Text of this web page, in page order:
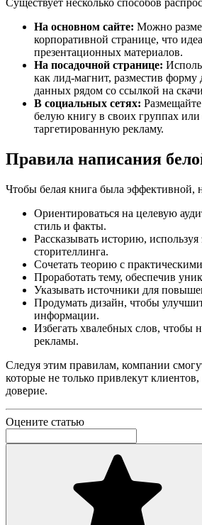
Существует несколько способов
На основном сайте: Можно
корпоративной странице, что
презентационных материалов.
На посадочной странице:
как лид-магнит, разместив форму
данных рядом со ссылкой на
В социальных сетях:
белую книгу в своих группах или
таргетированную рекламу.
Правила написания
Чтобы белая книга была эффективной,
Ориентироваться на целевую
стиль и факты.
Рассказывать историю,
сторителлинга.
Сочетать теорию с
Проработать тему, обеспечив
Указывать источники для
Продумать дизайн, чтобы
информации.
Избегать хвалебных слов, чтобы
рекламы.
Следуя этим правилам, компании
которые не только привлекут
доверие.
Оцените статью